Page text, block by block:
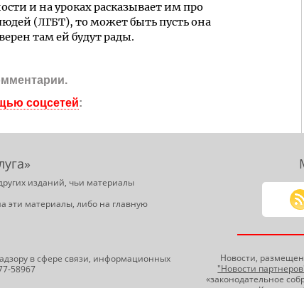
и на уроках расказывает им про
(ЛГБТ), то может быть пусть она
там ей будут рады.
соцсетей:
изданий, чьи материалы
эти материалы, либо на главную
в сфере связи, информационных
58967
Новости,
"Новости
«законодательное